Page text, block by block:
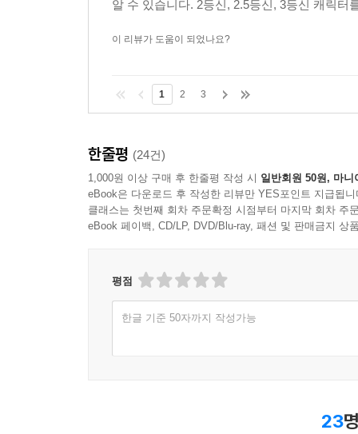
알 수 있습니다. 2등신, 2.5등신, 3등신 캐릭
이 리뷰가 도움이 되었나요?
1 2 3
한줄평 (24건)
1,000원 이상 구매 후 한줄평 작성 시 일반회원 50원, 마니
eBook은 다운로드 후 작성한 리뷰만 YES포인트 지급됩니
클래스는 첫번째 회차 주문확정 시점부터 마지막 회차 주
eBook 페이백, CD/LP, DVD/Blu-ray, 패션 및 판매금지 상
평점
한글 기준 50자까지 작성가능
23